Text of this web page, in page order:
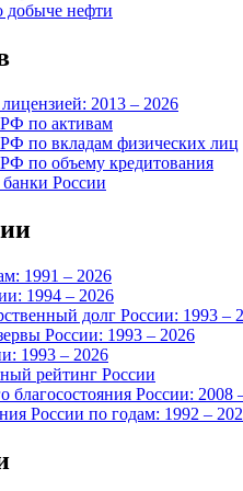
добыче нефти
2013 – 2026
по активам
по вкладам физических лиц
по объему кредитования
России
1991 – 2026
1994 – 2026
долг России: 1993 –
России: 1993 – 2026
1993 – 2026
рейтинг России
благосостояния России: 2008
России по годам: 1992 –